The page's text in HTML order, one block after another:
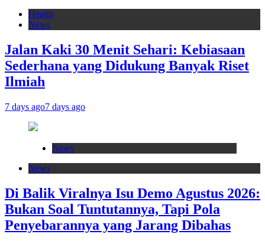
Health
News
Jalan Kaki 30 Menit Sehari: Kebiasaan
Sederhana yang Didukung Banyak Riset
Ilmiah
7 days ago7 days ago
News
News
Di Balik Viralnya Isu Demo Agustus 2026:
Bukan Soal Tuntutannya, Tapi Pola
Penyebarannya yang Jarang Dibahas